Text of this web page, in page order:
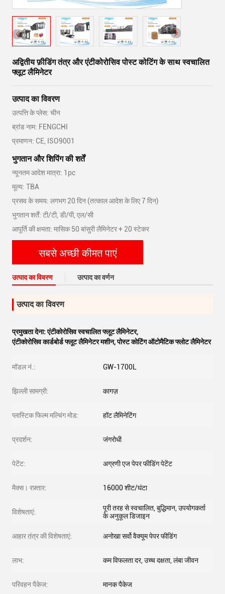
अद्वितीय फ़ीडिंग तंत्र और एंटीकोरोसिव पोस्ट कोटिंग के साथ स्वचालित
फ्लूट लैमिनेटर
उत्पाद का विवरण
उत्पत्ति के प्लेस: चीन
ब्रांड नाम: FENGCHI
प्रमाणन: CE, ISO9001
भुगतान और शिपिंग की शर्तें
न्यूनतम आदेश मात्रा: 1pc
मूल्य: TBA
प्रसव के समय: लगभग 20 दिन (तत्काल आदेश के लिए 7 दिन)
भुगतान शर्तें: टी/टी, डी/पी, एल/सी
आपूर्ति की क्षमता: मासिक 50 बांसुरी लैमिनेटर + 20 स्टेकर
सबसे अच्छी कीमत पाएं
उत्पाद का विवरण उत्पाद का वर्णन
उत्पाद का विवरण
प्रमुखता देना:एंटीकोरोसिव स्वचालित फ्लूट लैमिनेटर,
एंटीकोरोसिव कार्डबोर्ड फ्लूट लैमिनेटर मशीन,पोस्ट कोटिंग ऑटोमैटिक फ्लोट लैमिनेटर
मॉडल नं.: GW-1700L
झिल्ली सामग्री: कागज़
प्लास्टिक फिल्म मल्चिंग मोड: हॉट लैमिनेटिंग
प्रदर्शन: जंगरोधी
पेटेंट: अग्रणी एज पेपर फीडिंग पेटेंट
मैक्स। रफ़्तार: 16000 शीट/घंटा
विशेषताएं:
पूरी तरह से स्वचालित, बुद्धिमान, उपयोगकर्ता
के अनुकूल डिजाइन
आहार तंत्र की विशेषताएं: अनोखा सर्वो वैक्यूम पेपर फीडिंग
लाभ: कम विफलता दर, उच्च दक्षता, लंबा जीवन
परिवहन पैकेज: मानक पैकेज